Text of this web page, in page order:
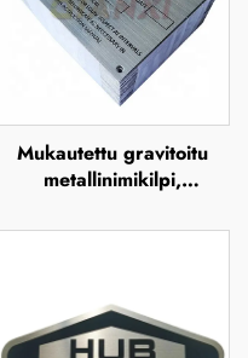
Mukautettu gravitoitu
metallinimikilpi,
ruostumaton teräs -logon